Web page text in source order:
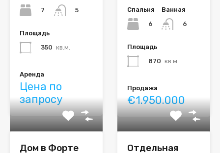
7
5
Площадь
350 кв.м.
Аренда
Цена по
запросу
Спальня
6
Ванная
6
Площадь
870 кв.м.
Продажа
€1.950.000
Дом в Форте Отдельная